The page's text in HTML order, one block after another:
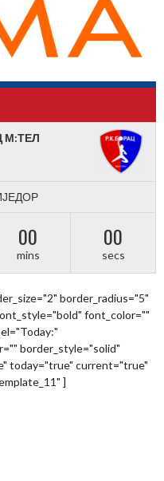
М:ТЕЛ
00
mins
00
secs
border_radius="5"
font_color=""
border_style="solid"
today="true" current="true"
]